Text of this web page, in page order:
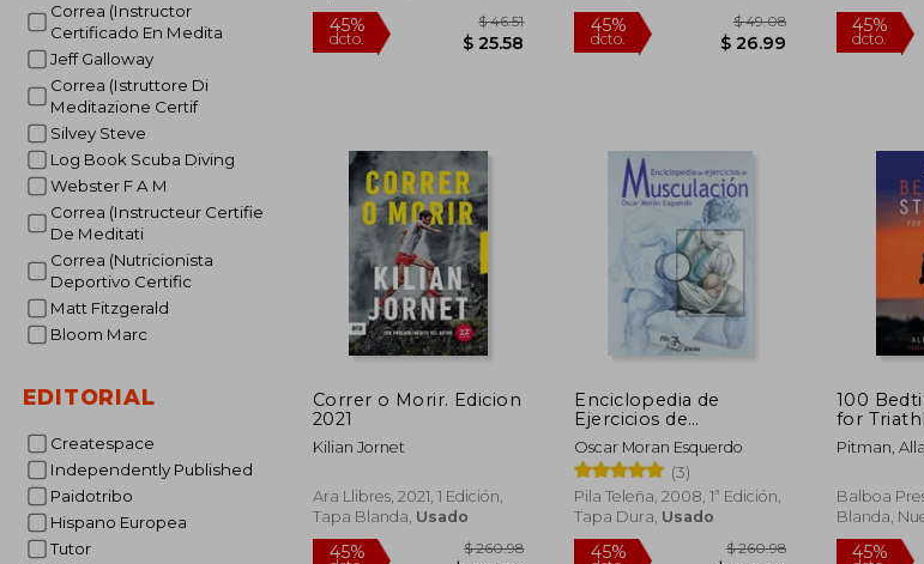
Correa (Instructor
Certificado En Medita
Jeff Galloway
Correa (Istruttore Di
Meditazione Certif
Silvey Steve
Log Book Scuba Diving
Webster F A M
Correa (Instructeur Certifie
De Meditati
Correa (Nutricionista
Deportivo Certific
Matt Fitzgerald
Bloom Marc
EDITORIAL
Createspace
Independently Published
Paidotribo
Hispano Europea
Tutor
45%
dcto.
45%
dcto.
Correr o Morir. Edicion
2021
Kilian Jornet
Ara Llibres, 2021, 1 Edición,
Tapa Blanda, Usado
Enciclopedia de
Ejercicios de
Musculación
Oscar Moran Esquerdo
(3)
Pila Teleña, 2008, 1ª Edición,
Tapa Dura, Usado
100
for
Inglés)
Pitman,
Balboa
Blanda,